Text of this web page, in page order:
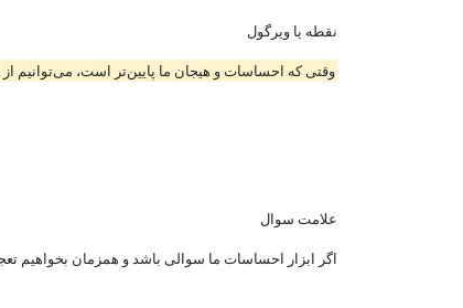
نقطه یا ویرگول
وقتی که احساسات و هیجان ما پایین‌تر است، می‌توانیم از
علامت سوال
اگر ابزار احساسات ما سوالی باشد و همزمان بخواهیم